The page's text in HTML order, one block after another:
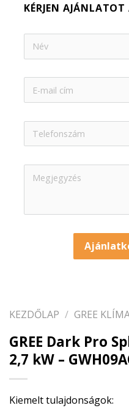
KÉRJEN AJÁNLATOT
KEZDŐLAP / GREE
GREE Dark Pro
2,7 kW –
Kiemelt tulajdonságok: